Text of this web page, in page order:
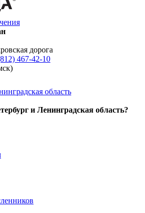
область
и Ленинградская область?
дорога
467-42-10